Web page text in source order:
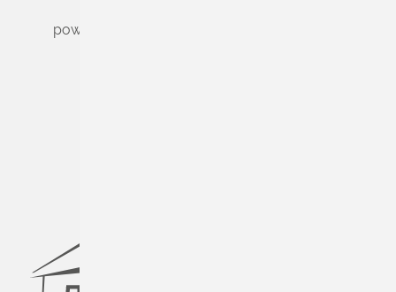
powered by